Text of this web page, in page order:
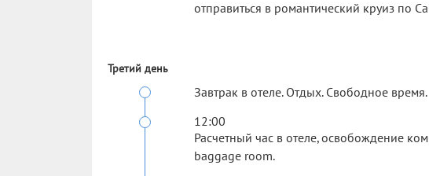
отправиться в романтический круиз по
Третий день
Завтрак в отеле. Отдых. Свободное время.
12:00
Расчетный час в отеле, освобождение
baggage room.